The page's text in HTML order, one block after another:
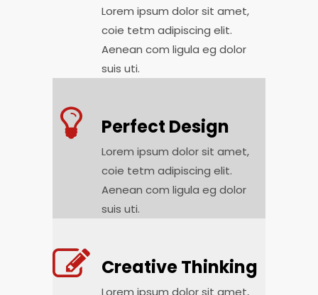
Lorem ipsum dolor sit amet,
coie tetm adipiscing elit.
Aenean com ligula eg dolor
suis uti.
Perfect Design
Lorem ipsum dolor sit amet,
coie tetm adipiscing elit.
Aenean com ligula eg dolor
suis uti.
Creative Thinking